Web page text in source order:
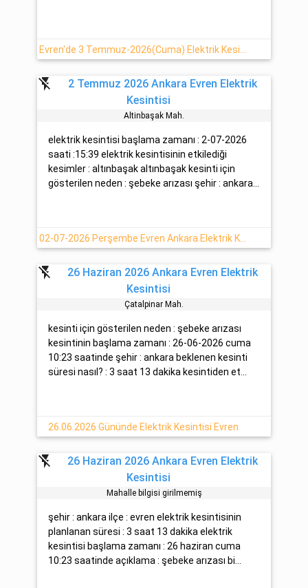
flash_off
2 Temmuz 2026 Ankara Evren Elektrik
Kesintisi
Altinbaşak Mah.
elektrik kesintisi başlama zamanı : 2-07-2026
saati :15:39 elektrik kesintisinin etkilediği
kesimler : altınbaşak altınbaşak kesinti için
gösterilen neden : şebeke arızası şehir : ankara...
02-07-2026 Perşembe Evren Ankara Elektrik Kesintisi Hakkında Açıklamalar - Başkent EDAŞ
flash_off
26 Haziran 2026 Ankara Evren Elektrik
Kesintisi
Çatalpinar Mah.
kesinti için gösterilen neden : şebeke arızası
kesintinin başlama zamanı : 26-06-2026 cuma
10:23 saatinde şehir : ankara beklenen kesinti
süresi nasıl? : 3 saat 13 dakika kesintiden et...
26.06.2026 Gününde Elektrik Kesintisi Evren
flash_off
26 Haziran 2026 Ankara Evren Elektrik
Kesintisi
Mahalle bilgisi girilmemiş
şehir : ankara ilçe : evren elektrik kesintisinin
planlanan süresi : 3 saat 13 dakika elektrik
kesintisi başlama zamanı : 26 haziran cuma
10:23 saatinde açıklama : şebeke arızası bi...